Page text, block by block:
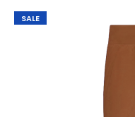
SALE
SALE